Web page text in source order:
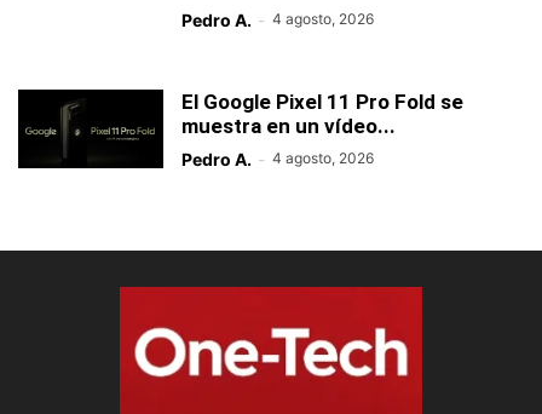
Pedro A. - 4 agosto, 2026
El Google Pixel 11 Pro Fold se
muestra en un vídeo...
Pedro A. - 4 agosto, 2026